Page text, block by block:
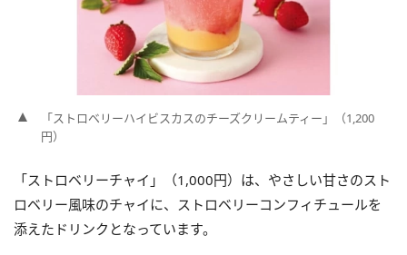
「ストロベリーハイビスカスのチーズクリームティー」（1,200
円）
「ストロベリーチャイ」（1,000円）は、やさしい甘さのスト
ロベリー風味のチャイに、ストロベリーコンフィチュールを
添えたドリンクとなっています。